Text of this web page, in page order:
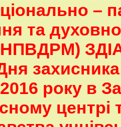
–
та
захисника
року в
центрі